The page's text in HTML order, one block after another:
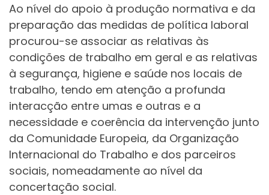
Ao nível do apoio à produção normativa e da
preparação das medidas de política laboral
procurou-se associar as relativas às
condições de trabalho em geral e as relativas
à segurança, higiene e saúde nos locais de
trabalho, tendo em atenção a profunda
interacção entre umas e outras e a
necessidade e coerência da intervenção junto
da Comunidade Europeia, da Organização
Internacional do Trabalho e dos parceiros
sociais, nomeadamente ao nível da
concertação social.